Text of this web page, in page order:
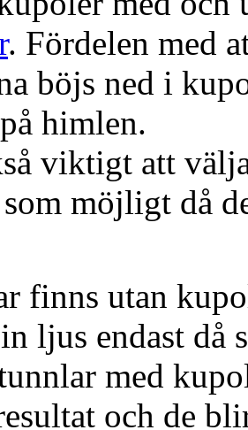
. Fördelen med
böjs ned i
himlen.
viktigt att
som möjligt då
finns utan
ljus endast då
med
och de